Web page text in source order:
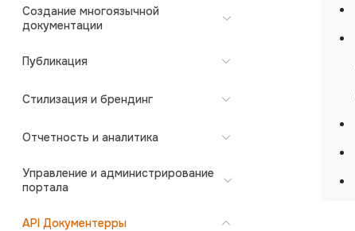
Создание многоязычной
документации
Публикация
Стилизация и брендинг
Отчетность и аналитика
Управление и администрирование
портала
API Документерры